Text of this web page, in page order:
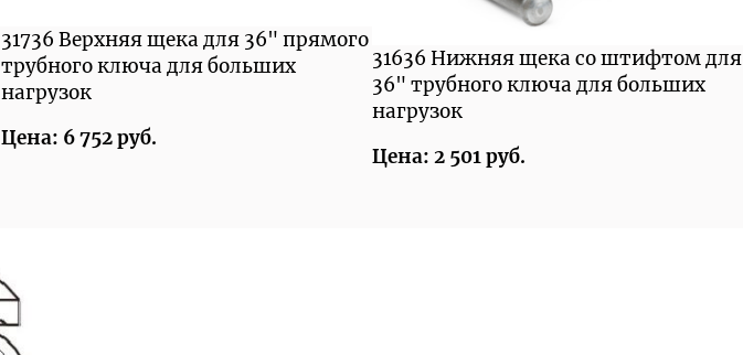
31736 Верхняя щека для 36" прямого
трубного ключа для больших
нагрузок
Цена: 6 752 руб.
31636 Нижняя щека со штифтом для
36" трубного ключа для больших
нагрузок
Цена: 2 501 руб.